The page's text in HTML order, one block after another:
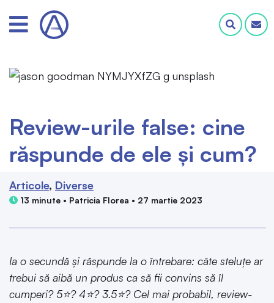
Review-urile false: cine
răspunde de ele și cum?
Articole Diverse
13 minute • Patricia Florea • 27 martie 2023
Ia o secundă și răspunde la o întrebare: câte steluțe ar
trebui să aibă un produs ca să fii convins să îl
cumperi? 5⭐? 4⭐? 3.5⭐? Cel mai probabil, review-